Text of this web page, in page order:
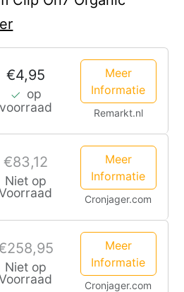
1*
Plastic
Handle
Metal
Red,
Support
Banana
Connector
€4,95
op
voorraad
Meer
Informatie
Remarkt.nl
€83,12
Niet op
Meer
Informatie
Cronjager.com
Niet op
Meer
Informatie
Cronjager.com